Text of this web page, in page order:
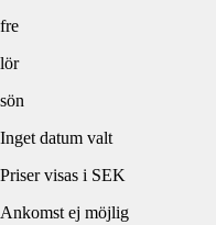
fre
lör
sön
Inget datum valt
Priser visas i SEK
Ankomst ej möjlig